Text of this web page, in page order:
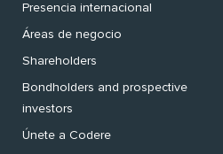
Presencia internacional
Áreas de negocio
Shareholders
Bondholders and prospective
investors
Únete a Codere